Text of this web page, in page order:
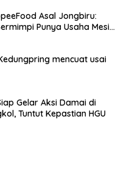
Asal Jongbiru:
Punya Usaha Mesin
mencuat usai
Gelar Aksi Damai di
Tuntut Kepastian HGU